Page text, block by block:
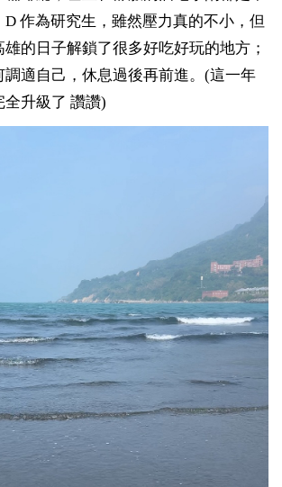
作為研究生，雖然壓力真的不小，但
的日子解鎖了很多好吃好玩的地方；
調適自己，休息過後再前進。 (這一年
全升級了 讚讚)